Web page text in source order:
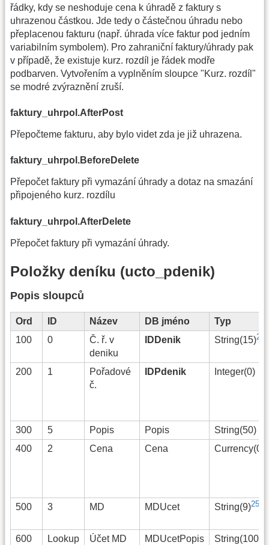
řádky, kdy se neshoduje cena k úhradě z faktury s
uhrazenou částkou. Jde tedy o částečnou úhradu nebo
přeplacenou fakturu (např. úhrada více faktur pod jedním
variabilním symbolem). Pro zahraniční faktury/úhrady pak
v případě, že existuje kurz. rozdíl je řádek modře
podbarven. Vytvořením a vyplněním sloupce "Kurz. rozdíl"
se modré zvýraznění zruší.
faktury_uhrpol.AfterPost
Přepočteme fakturu, aby bylo videt zda je již uhrazena.
faktury_uhrpol.BeforeDelete
Přepočet faktury při vymazání úhrady a dotaz na smazání
připojeného kurz. rozdílu
faktury_uhrpol.AfterDelete
Přepočet faktury při vymazání úhrady.
Položky deníku (ucto_pdenik)
Popis sloupců
Ord ID Název DB jméno
Typ
100
0
Č. ř. v
deniku
IDDenik String(15)24)
200 1
Pořadové
č.
IDPdenik Integer(0)
300 5 Popis Popis
String(50)
400
2 Cena Cena Currency(0)
500 3 MD MDUcet String(9)25)
600 Lookup Účet MD MDUcetPopis String(100)